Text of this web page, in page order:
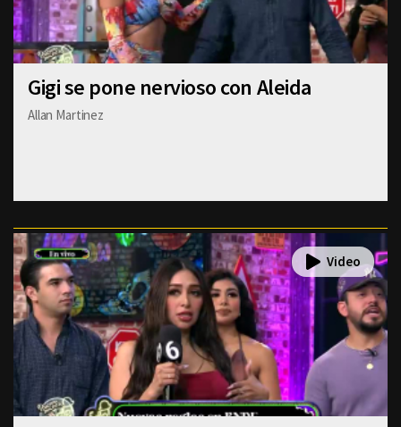
Gigi se pone nervioso con Aleida
Allan Martinez